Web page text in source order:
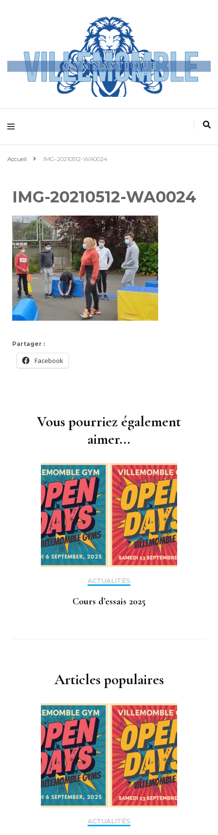
Villemomble
Gymnastique
Accueil IMG-20210512-WA0024
IMG-20210512-WA0024
Partager :
Facebook
Vous pourriez également
aimer...
ACTUALITÉS
Cours d’essais 2025
Articles populaires
ACTUALITÉS